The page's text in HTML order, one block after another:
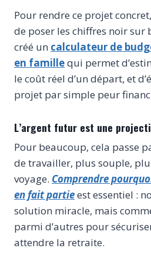
Pour rendre ce projet
de poser les chiffres noir sur
créé un calculateur de
en famillequi permet
le coût réel d’un départ, et
projet par simple peur
L’argent futur est une
Pour beaucoup, cela passe
de travailler, plus souple,
voyage. Comprendre
en fait partieest essentiel :
solution miracle, mais
parmi d’autres pour
attendre la retraite.